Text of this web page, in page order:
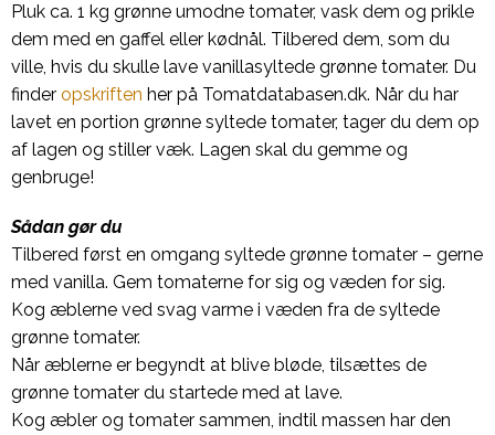
Pluk ca. 1 kg grønne umodne tomater, vask dem og prikle
dem med en gaffel eller kødnål. Tilbered dem, som du
ville, hvis du skulle lave vanillasyltede grønne tomater. Du
finder opskriften her på Tomatdatabasen.dk. Når du har
lavet en portion grønne syltede tomater, tager du dem op
af lagen og stiller væk. Lagen skal du gemme og
genbruge!
Sådan gør du
Tilbered først en omgang syltede grønne tomater – gerne
med vanilla. Gem tomaterne for sig og væden for sig.
Kog æblerne ved svag varme i væden fra de syltede
grønne tomater.
Når æblerne er begyndt at blive bløde, tilsættes de
grønne tomater du startede med at lave.
Kog æbler og tomater sammen, indtil massen har den